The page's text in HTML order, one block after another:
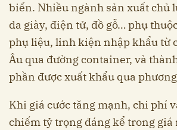
biển. Nhiều ngành sản xuất chủ
da giày, điện tử, đồ gỗ… phụ
phụ liệu, linh kiện nhập khẩu từ
Âu qua đường container, và
phần được xuất khẩu qua
Khi giá cước tăng mạnh, chi phí
chiếm tỷ trọng đáng kể trong giá